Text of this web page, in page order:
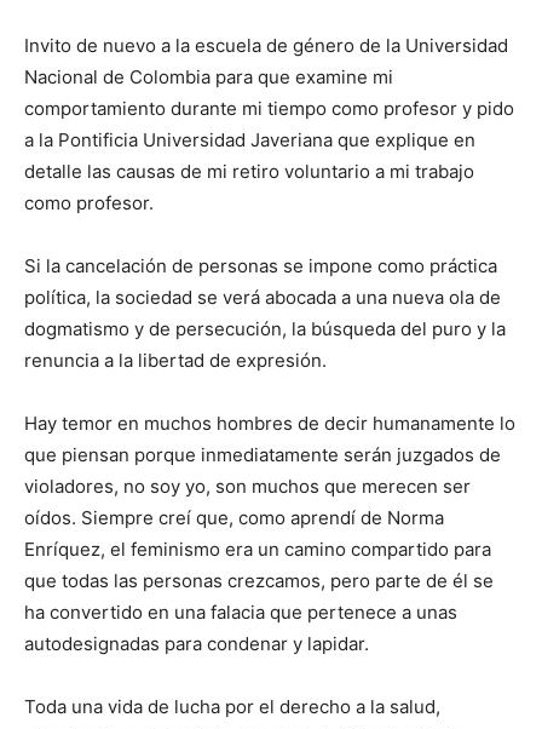
Invito de nuevo a la escuela de género de la Universidad
Nacional de Colombia para que examine mi
comportamiento durante mi tiempo como profesor y pido
a la Pontificia Universidad Javeriana que explique en
detalle las causas de mi retiro voluntario a mi trabajo
como profesor.
Si la cancelación de personas se impone como práctica
política, la sociedad se verá abocada a una nueva ola de
dogmatismo y de persecución, la búsqueda del puro y la
renuncia a la libertad de expresión.
Hay temor en muchos hombres de decir humanamente lo
que piensan porque inmediatamente serán juzgados de
violadores, no soy yo, son muchos que merecen ser
oídos. Siempre creí que, como aprendí de Norma
Enríquez, el feminismo era un camino compartido para
que todas las personas crezcamos, pero parte de él se
ha convertido en una falacia que pertenece a unas
autodesignadas para condenar y lapidar.
Toda una vida de lucha por el derecho a la salud,